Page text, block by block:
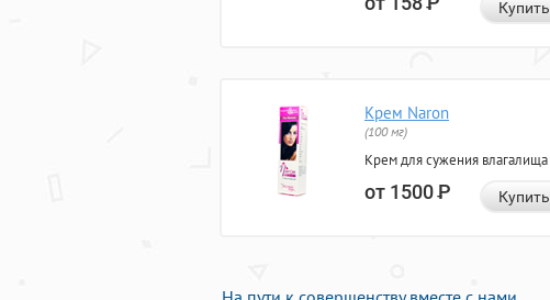
Купить
Крем Naron
(100 мг)
Крем для сужения влагалища
от 1500Р Купить